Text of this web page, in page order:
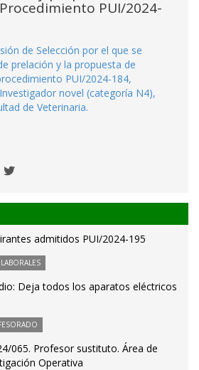
PUI/2024-
de Selección por el que se
prelación y la propuesta de
PUI/2024-184,
novel (categoría N4),
de Veterinaria.
admitidos PUI/2024-195
Deja todos los aparatos eléctricos
065. Profesor sustituto. Área de
Operativa